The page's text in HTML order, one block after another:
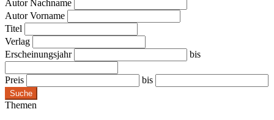
Autor Nachname
Autor Vorname
Titel
Verlag
Erscheinungsjahr
bis
Preis bis
Suche
Themen